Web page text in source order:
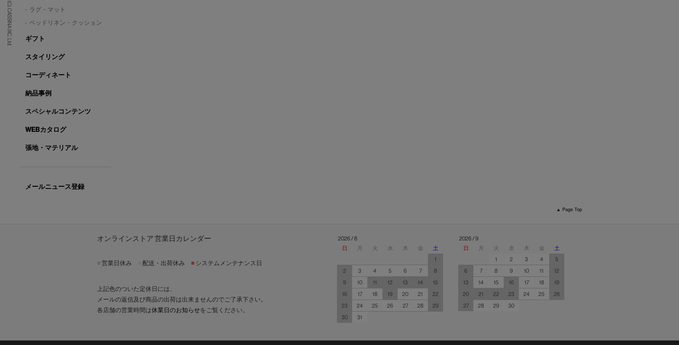
(C) CASSINA IXC. Ltd.
ラグ・マット
ベッドリネン・クッション
ギフト
スタイリング
コーディネート
納品事例
スペシャルコンテンツ
WEBカタログ
張地・マテリアル
メールニュース登録
▲ Page Top
オンラインストア 営業日カレンダー
営業日休み 配送・出荷休み ■ システムメンテナンス日
上記色のついた定休日には、
メールの返信及び商品の出荷は出来ませんのでご了承下さい。
各店舗の営業時間は休業日のお知らせをご覧ください。
2026 / 8
日
月 火 水 木 金
土
1
2
3 4 5 6 7
8
9
10 11 12 13 14
15
16
17 18 19 20 21
22
23
24 25 26 27 28
29
30
31
2026 / 9
日
月 火 水 木 金
土
1
2 3 4
5
6
7 8 9 10 11
12
13
14 15 16 17 18
19
20
21 22 23 24 25
26
27
28 29 30